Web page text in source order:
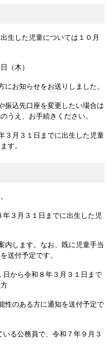
生した児童については１０月
（木）
お知らせをお送りしました。
込先口座を変更したい場合は
うえ、お手続きください。
月３１日までに出生した児童
す。
３月３１日までに出生した児
します。なお、既に児童手当
送付予定です。
から令和８年３月３１日まで
のある方に通知を送付予定で
る公務員で、令和７年９月３